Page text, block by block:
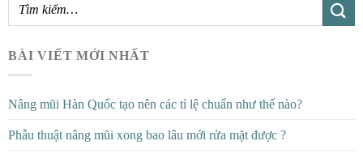
BÀI VIẾT MỚI NHẤT
Nâng mũi Hàn Quốc tạo nên các tỉ lệ chuẩn như thế nào?
Phẫu thuật nâng mũi xong bao lâu mới rửa mặt được ?